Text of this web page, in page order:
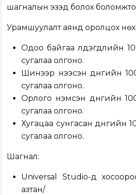
шагналын эзэд болох
Урамшуулалт аянд оролцох
Одоо байгаа үлдэгдлийн
сугалаа олгоно.
Шинээр нээсэн дүнгийн
сугалаа олгоно.
Орлого нэмсэн дүнгийн
сугалаа олгоно.
Хугацаа сунгасан дүнгийн
сугалаа олгоно.
Шагнал:
Universal Studio-д
азтан/